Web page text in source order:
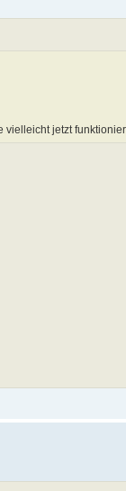
vielleicht jetzt